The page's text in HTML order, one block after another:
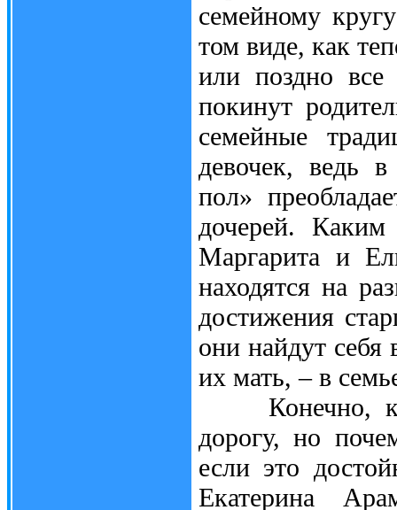
семейному
том виде, как
или поздно все
покинут
семейные
девочек, ведь
пол»
дочерей.
Маргарита и
находятся на
достижения
они найдут
их мать, – в
Конечно,
дорогу, но
если это
Екатерина